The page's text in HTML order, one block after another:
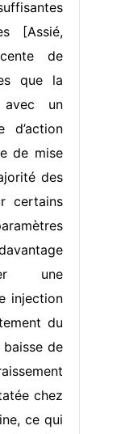
[Assié,
de
que la
avec un
d’action
de mise
des
certains
une
injection
du
baisse de
chez
ce qui